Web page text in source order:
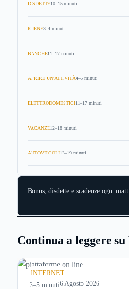
DISDETTE10–15 minuti
IGIENE3–4 minuti
BANCHE11–17 minuti
APRIRE UN'ATTIVITÀ4–6 minuti
ELETTRODOMESTICI11–17 minuti
VACANZE12–18 minuti
AUTOVEICOLI13–19 minuti
Bonus, disdette e scadenze ogni
Continua a leggere su
INTERNET
3–5 minuti6 Agosto 2026